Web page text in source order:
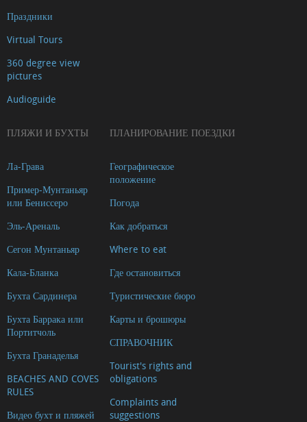
Праздники
Virtual Tours
360 degree view
pictures
Audioguide
ПЛЯЖИ И БУХТЫ
Ла-Грава
Пример-Мунтаньяр
или Бениссеро
Эль-Ареналь
Сегон Мунтаньяр
Кала-Бланка
Бухта Сардинера
Бухта Баррака или
Портитчоль
Бухта Гранаделья
BEACHES AND COVES
RULES
Видео бухт и пляжей
ПЛАНИРОВАНИЕ ПОЕЗДКИ
Географическое
положение
Погода
Как добраться
Where to eat
Где остановиться
Туристические бюро
Карты и брошюры
СПРАВОЧНИК
Tourist's rights and
obligations
Complaints and
suggestions